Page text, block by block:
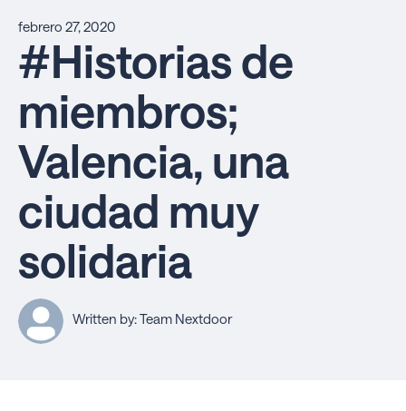
febrero 27, 2020
#Historias de
miembros;
Valencia, una
ciudad muy
solidaria
Written by: Team Nextdoor